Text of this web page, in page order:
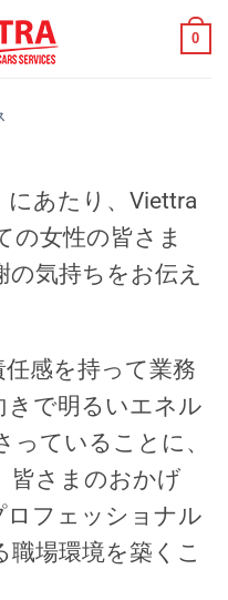
0
にあたり、Viettra
の女性の皆さま
気持ちをお伝え
任感を持って業務
きで明るいエネル
ていることに、
皆さまのおかげ
ロフェッショナル
場環境を築くこ